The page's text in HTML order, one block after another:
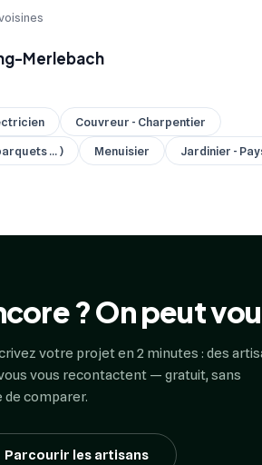
Merlebach
Couvreur - Charpentier
... )
Menuisier
Jardinier -
? On peut
votre projet en 2 minutes : des
vous recontactent — gratuit, sans
comparer.
Parcourir les artisans